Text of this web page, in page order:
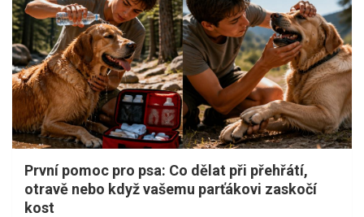
První pomoc pro psa: Co dělat při přehřátí,
otravě nebo když vašemu parťákovi zaskočí
kost